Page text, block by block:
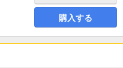
購入する